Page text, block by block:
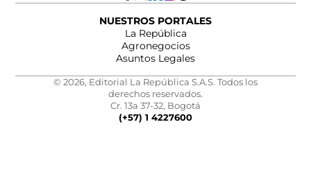
NUESTROS PORTALES
La República
Agronegocios
Asuntos Legales
© 2026, Editorial La República S.A.S. Todos los
derechos reservados.
Cr. 13a 37-32, Bogotá
(+57) 1 4227600